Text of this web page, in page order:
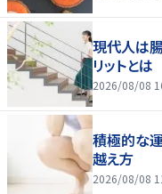
現代人は
リットとは
2026/08/08
積極的な運
越え方
2026/08/08